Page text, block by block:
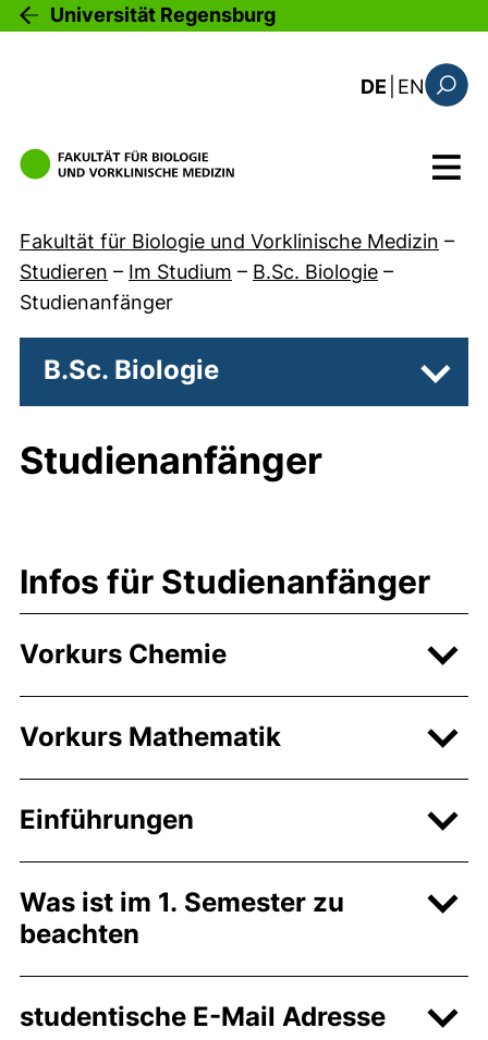
Direkt zum Inhalt
Universität Regensburg
DE EN: this
Menü
Fakultät für Biologie und Vorklinische Medizin –
Studieren – Im Studium – B.Sc. Biologie –
Studienanfänger
B.Sc. Biologie
Studienanfänger
Infos für Studienanfänger
Vorkurs Chemie
Vorkurs Mathematik
Einführungen
Was ist im 1. Semester zu
beachten
studentische E-Mail Adresse